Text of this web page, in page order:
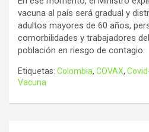
vacuna al país será gradual y
adultos mayores de 60 años,
comorbilidades y trabajadores
población en riesgo de contagio.
Etiquetas: Colombia, COVAX,
Vacuna